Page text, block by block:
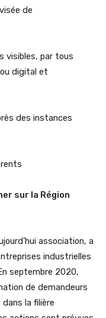
de
visibles, par tous
digital et
des instances
sur la Région
association, a
industrielles
septembre 2020,
de demandeurs
dans la filière